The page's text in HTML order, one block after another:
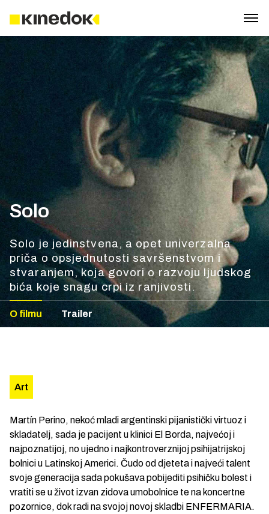
Solo
Solo je jedinstvena, a opet univerzalna
priča o opsjednutosti savršenstvom i
stvaranjem, koja govori o razvoju ljudskog
bića koje snagu crpi iz ranjivosti.
O filmu Trailer
Art
Martín Perino, nekoć mladi argentinski pijanistički virtuoz i
skladatelj, sada je pacijent u klinici El Borda, najvećoj i
najpoznatijoj, no ujedno i najkontroverznijoj psihijatrijskoj
bolnici u Latinskoj Americi. Čudo od djeteta i najveći talent
svoje generacija sada pokušava pobijediti psihičku bolest i
vratiti se u život izvan zidova umobolnice te na koncertne
pozornice, dok radi na svojoj novoj skladbi ENFERMARIA.